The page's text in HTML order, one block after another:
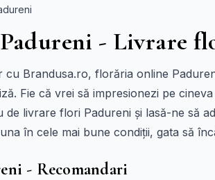
- Livrare
Brandusa.ro, florăria online
Fie că vrei să impresionezi pe
de livrare flori Padureni și lasă-ne să
în cele mai bune condiții, gata să
- Recomandari